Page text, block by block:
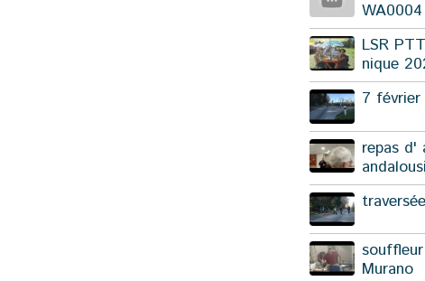
WA0004
LSR
nique
7
repas d'
Murano